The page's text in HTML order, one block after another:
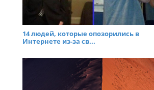
14 людей, которые опозорились в
Интернете из-за св...